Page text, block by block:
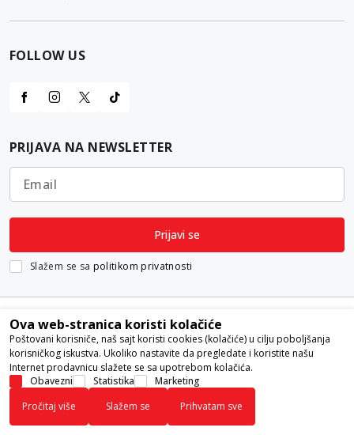
FOLLOW US
PRIJAVA NA NEWSLETTER
Email
Prijavi se
Slažem se sa politikom privatnosti
Nastojimo da budemo što precizniji u opisu proizvoda, prikazu slika i
samih cena, ali ne možemo garantovati da su sve informacije kompletne i
bez grešaka. Svi artikli prikazani na sajtu su deo naše ponude i ne
podrazumeva da su dostupni u svakom trenutku.
Ova web-stranica koristi kolačiće
Poštovani korisniče, naš sajt koristi cookies (kolačiće) u cilju poboljšanja
korisničkog iskustva. Ukoliko nastavite da pregledate i koristite našu
Internet prodavnicu slažete se sa upotrebom kolačića.
Obavezni
Statistika
Marketing
Pročitaj više
Slažem se Prihvatam sve